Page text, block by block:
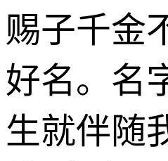
赐子千金
好名。名
生就伴随